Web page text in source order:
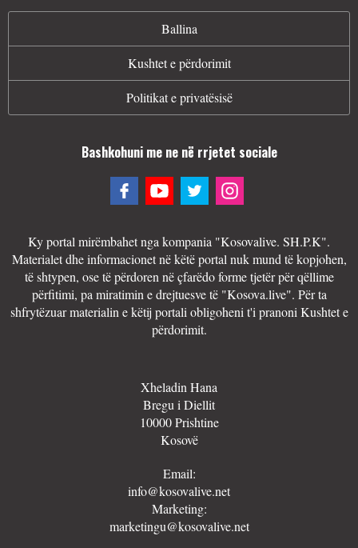
Ballina
Kushtet e përdorimit
Politikat e privatësisë
Bashkohuni me ne në rrjetet sociale
Ky portal mirëmbahet nga kompania "Kosovalive. SH.P.K".
Materialet dhe informacionet në këtë portal nuk mund të kopjohen,
të shtypen, ose të përdoren në çfarëdo forme tjetër për qëllime
përfitimi, pa miratimin e drejtuesve të "Kosova.live". Për ta
shfrytëzuar materialin e këtij portali obligoheni t'i pranoni Kushtet e
përdorimit.
Xheladin Hana
Bregu i Diellit
10000 Prishtine
Kosovë
Email:
info@kosovalive.net
Marketing:
marketingu@kosovalive.net